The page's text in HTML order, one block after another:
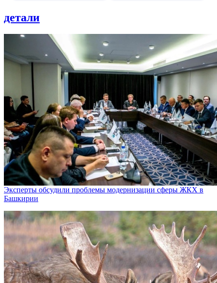
детали
Эксперты обсудили проблемы модернизации сферы ЖКХ в
Башкирии